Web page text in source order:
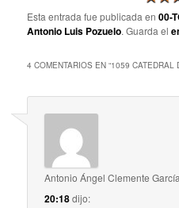
Esta entrada fue publicada en00-
Antonio Luis Pozuelo. Guarda el
4 COMENTARIOS EN “1059 CATEDRAL
Antonio Ángel Clemente García
20:18dijo: